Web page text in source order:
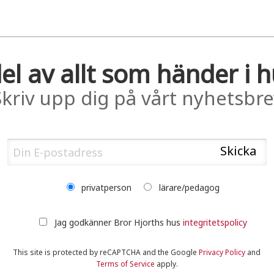
av allt som händer i
upp dig på vårt
privatperson lärare/pedagog
Jag godkänner Bror Hjorths hus integritetspolicy
This site is protected by reCAPTCHA and the GooglePrivacy Policy and
Terms of Service apply.